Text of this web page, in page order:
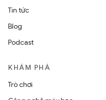
Tin tức
Blog
Podcast
KHÁM PHÁ
Trò chơi